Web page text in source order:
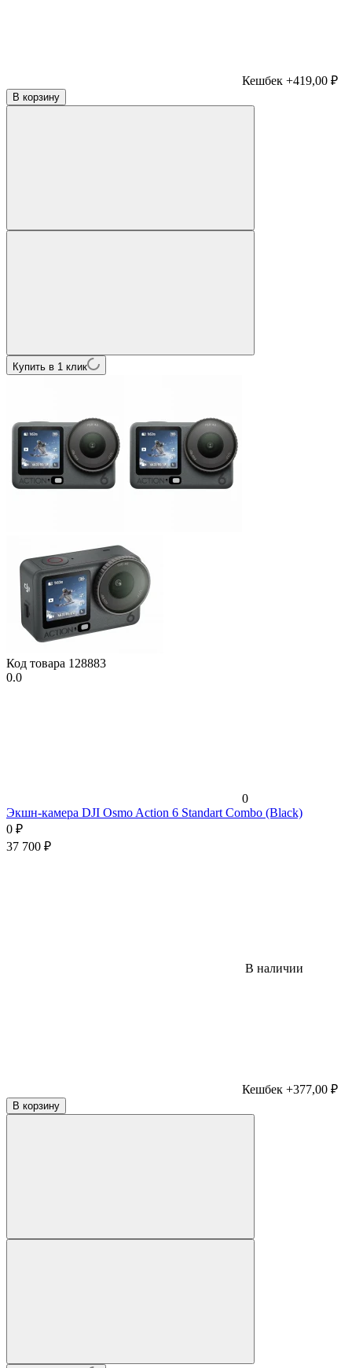
Кешбек +419,00 ₽
В корзину
Купить в 1 клик
Код товара 128883
0.0
0
Экшн-камера DJI Osmo Action 6 Standart Combo (Black)
0 ₽
37 700 ₽
В наличии
Кешбек +377,00 ₽
В корзину